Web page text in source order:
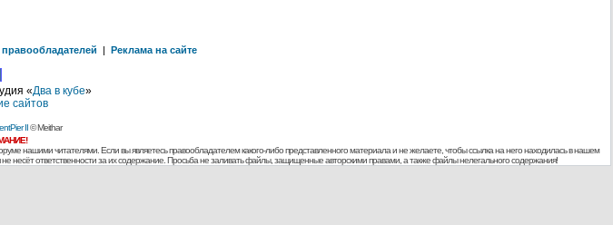
| Реклама на сайте
«Два в кубе»
сайтов
II© Meithar
нашими читателями. Если вы являетесь правообладателем какого-либо представленного материала и не желаете, чтобы ссылка на него находилась в нашем
ответственности за их содержание. Просьба не заливать файлы, защищенные авторскими правами, а также файлы нелегального содержания!